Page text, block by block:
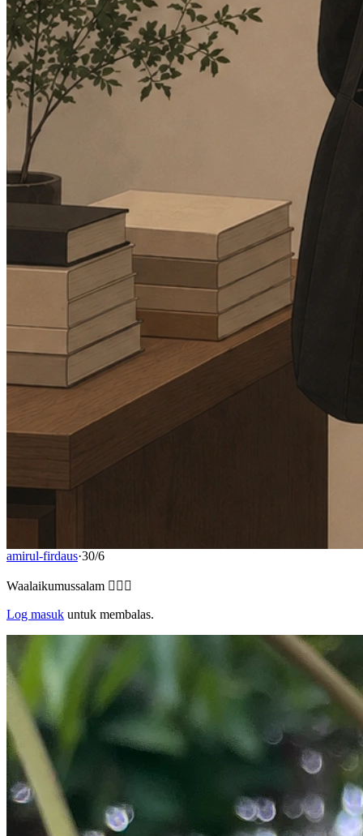
amirul-firdaus·30/6
Waalaikumussalam 🙋🏻‍♂️
Log masuk untuk membalas.